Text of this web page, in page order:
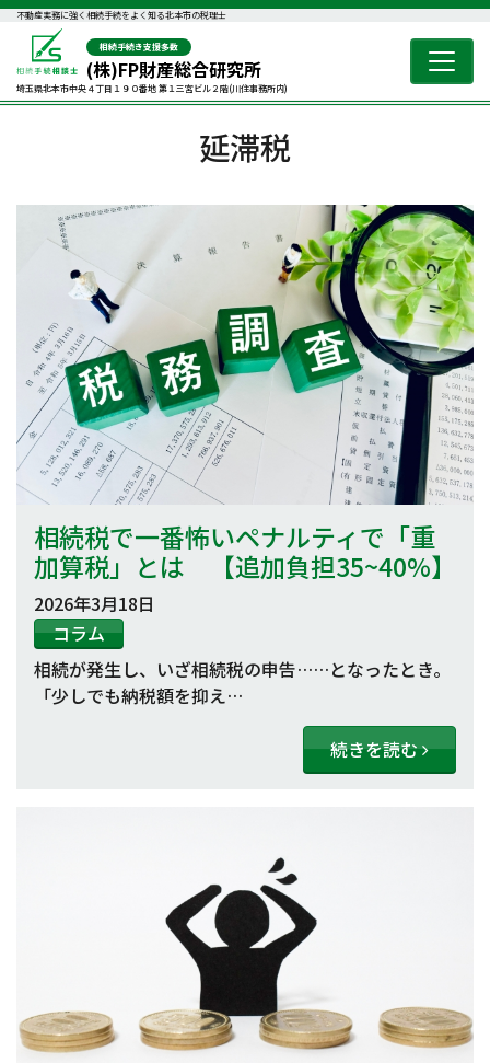
不動産実務に強く相続手続をよく知る北本市の税理士
相続手続き支援多数
(株)FP財産総合研究所
埼玉県北本市中央４丁目１９０番地 第１三宮ビル２階(川住事務所内)
延滞税
相続税で一番怖いペナルティで「重
加算税」とは 【追加負担35~40%】
2026年3月18日
コラム
相続が発生し、いざ相続税の申告……となったとき。
「少しでも納税額を抑え…
続きを読む